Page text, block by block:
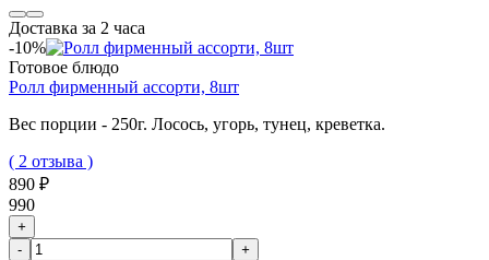
Доставка за 2 часа
-10%
Готовое блюдо
Ролл фирменный ассорти, 8шт
Вес порции - 250г. Лосось, угорь, тунец, креветка.
( 2 отзыва )
890 ₽
990
+
-
+